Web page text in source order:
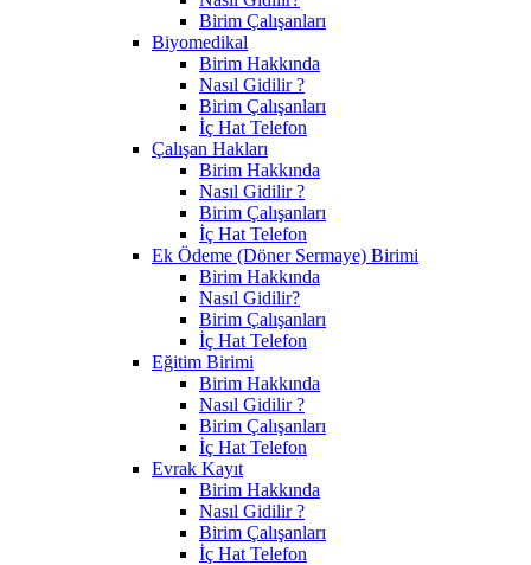
Birim Çalışanları
Biyomedikal
Birim Hakkında
Nasıl Gidilir ?
Birim Çalışanları
İç Hat Telefon
Çalışan Hakları
Birim Hakkında
Nasıl Gidilir ?
Birim Çalışanları
İç Hat Telefon
Ek Ödeme (Döner Sermaye) Birimi
Birim Hakkında
Nasıl Gidilir?
Birim Çalışanları
İç Hat Telefon
Eğitim Birimi
Birim Hakkında
Nasıl Gidilir ?
Birim Çalışanları
İç Hat Telefon
Evrak Kayıt
Birim Hakkında
Nasıl Gidilir ?
Birim Çalışanları
İç Hat Telefon